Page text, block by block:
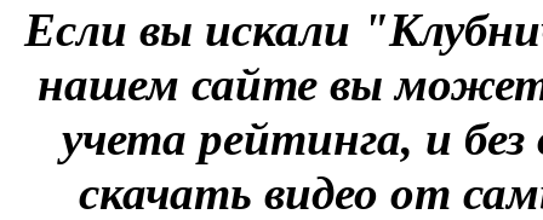
Если вы искали
нашем сайте вы
учета рейтинга, и
скачать видео от